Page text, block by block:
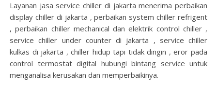
Layanan jasa service chiller di jakarta menerima perbaikan
display chiller di jakarta , perbaikan system chiller refrigent
, perbaikan chiller mechanical dan elektrik control chiller ,
service chiller under counter di jakarta , service chiller
kulkas di jakarta , chiller hidup tapi tidak dingin , eror pada
control termostat digital hubungi bintang service untuk
menganalisa kerusakan dan memperbaikinya.